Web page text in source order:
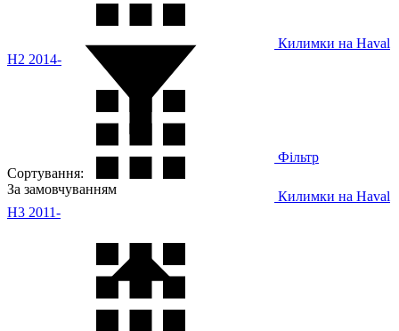
Килимки на Haval
H2 2014-
Килимки на Haval
H3 2011-
Фільтр
Сортування:
За замовчуванням